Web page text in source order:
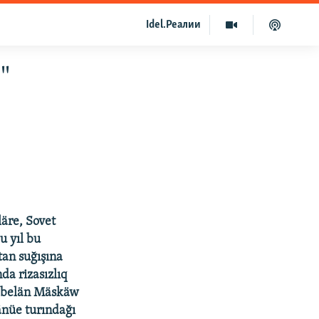
Idel.Реалии
Sovet
yıl bu
suğışına
rizasızlıq
Mäskäw
turındağı